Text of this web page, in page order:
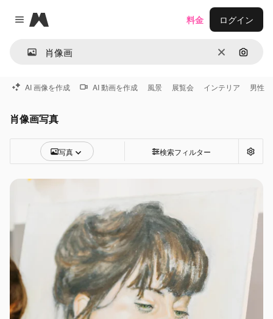
Close menu
Magnific
消去 画像で
料金 ログイン
AI 画像を作成 AI 動画を作成 風景 展覧会 インテリア 男性
肖像画写真
写真 検索フィルター